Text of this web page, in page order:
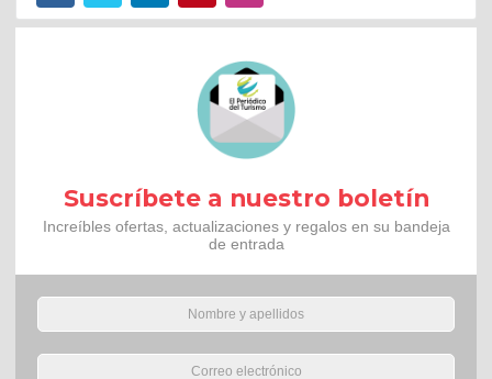
Suscríbete a nuestro boletín
Increíbles ofertas, actualizaciones y regalos en su bandeja
de entrada